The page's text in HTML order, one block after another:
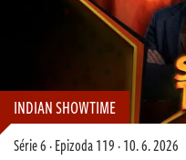
INDIAN SHOWTIME
Série 6·Epizoda 119·10. 6. 2026